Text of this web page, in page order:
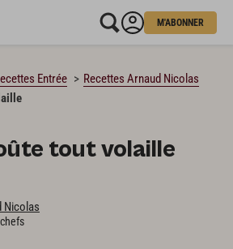
M'ABONNER
Entrée
Recettes Arnaud Nicolas
tout volaille
Nicolas